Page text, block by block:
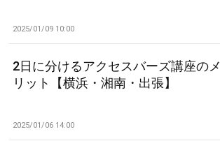
2025/01/09 10:00
2日に分けるアクセスバーズ講座のメ
リット【横浜・湘南・出張】
2025/01/06 14:00